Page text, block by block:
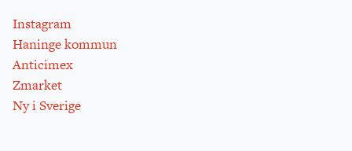
Instagram
Haninge kommun
Anticimex
Zmarket
Ny i Sverige